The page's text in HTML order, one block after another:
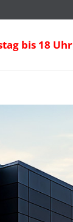
bis 18 Uhr